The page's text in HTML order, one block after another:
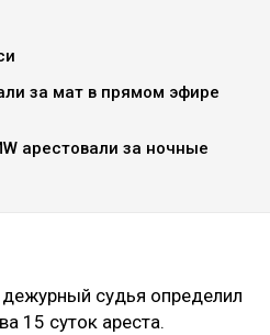
за мат в прямом эфире
арестовали за ночные
судья определил
15 суток ареста.